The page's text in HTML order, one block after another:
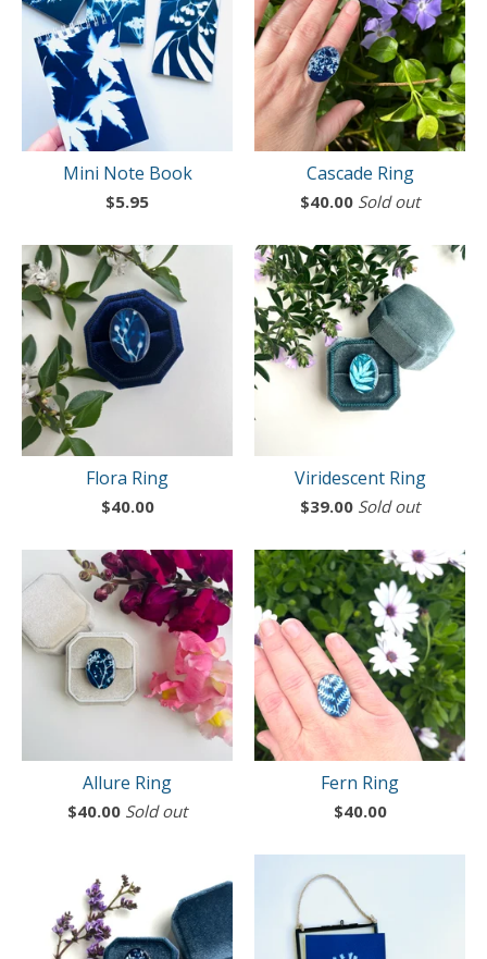
Mini Note Book
$5.95
Cascade Ring
$40.00 Sold out
Flora Ring
$40.00
Viridescent Ring
$39.00 Sold out
Allure Ring
$40.00 Sold out
Fern Ring
$40.00